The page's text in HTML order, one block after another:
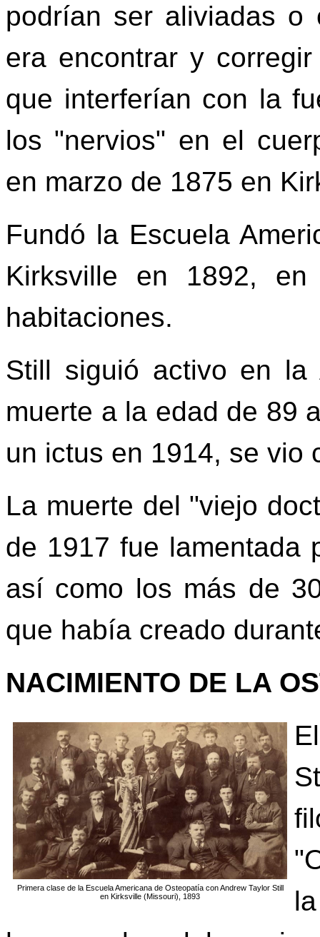
podrían ser aliviadas o
era encontrar y
que interferían con la
los "nervios" en el
en marzo de 1875 en
Fundó la Escuela
Kirksville en 1892,
habitaciones.
Still siguió activo en la
muerte a la edad de 89
un ictus en 1914, se vio
La muerte del "viejo
de 1917 fue lamentada
así como los más de
que había creado
NACIMIENTO DE LA
Primera clase de la Escuela Americana de Osteopatía con Andrew Taylor Still
en Kirksville (Missouri), 1893